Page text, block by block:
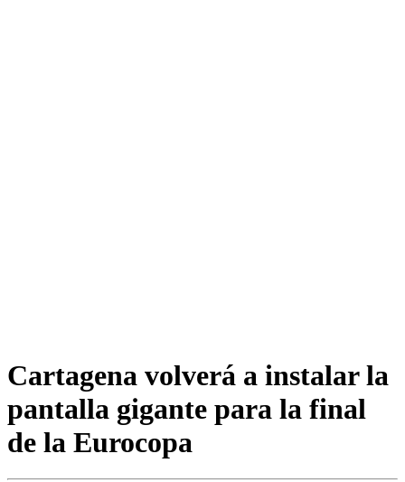
Cartagena volverá a instalar la
pantalla gigante para la final
de la Eurocopa